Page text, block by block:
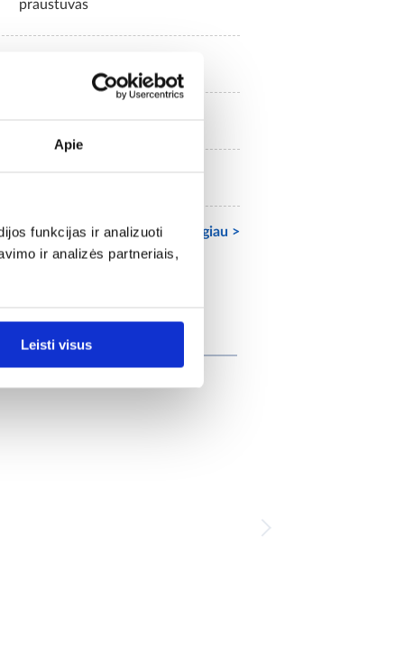
Apie
funkcijas ir analizuoti
ir analizės partneriais,
Leisti visus
praustuvas
Žiūrėti daugiau >